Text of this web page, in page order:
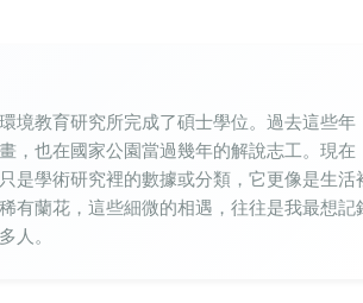
境教育研究所完成了碩士學位。過去這些年
也在國家公園當過幾年的解說志工。現在
是學術研究裡的數據或分類，它更像是生活
有蘭花，這些細微的相遇，往往是我最想記
人。